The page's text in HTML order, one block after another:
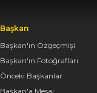
Başkan
Başkan'ın Özgeçmişi
Başkan'ın Fotoğrafları
Önceki Başkanlar
Başkan'a Mesaj